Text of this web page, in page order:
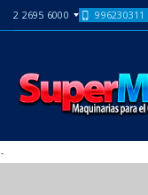
2 2695 6000 996230311
-